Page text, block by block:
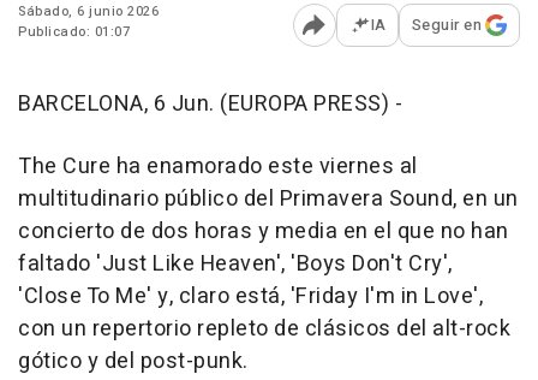
Sábado, 6 junio 2026
Publicado: 01:07
Abrir opciones para
IA Seguir en
BARCELONA, 6 Jun. (EUROPA PRESS) -
The Cure ha enamorado este viernes al
multitudinario público del Primavera Sound, en un
concierto de dos horas y media en el que no han
faltado 'Just Like Heaven', 'Boys Don't Cry',
'Close To Me' y, claro está, 'Friday I'm in Love',
con un repertorio repleto de clásicos del alt-rock
gótico y del post-punk.